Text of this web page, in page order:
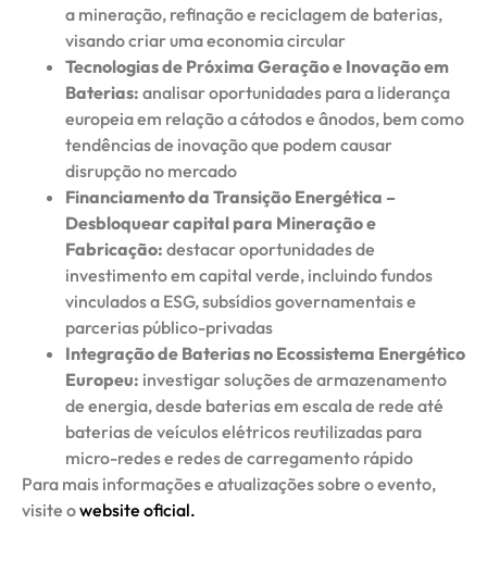
a mineração, refinação e reciclagem de baterias,
visando criar uma economia circular
Tecnologias de Próxima Geração e Inovação em
Baterias: analisar oportunidades para a liderança
europeia em relação a cátodos e ânodos, bem como
tendências de inovação que podem causar
disrupção no mercado
Financiamento da Transição Energética –
Desbloquear capital para Mineração e
Fabricação: destacar oportunidades de
investimento em capital verde, incluindo fundos
vinculados a ESG, subsídios governamentais e
parcerias público-privadas
Integração de Baterias no Ecossistema Energético
Europeu: investigar soluções de armazenamento
de energia, desde baterias em escala de rede até
baterias de veículos elétricos reutilizadas para
micro-redes e redes de carregamento rápido
Para mais informações e atualizações sobre o evento,
visite owebsite oficial.